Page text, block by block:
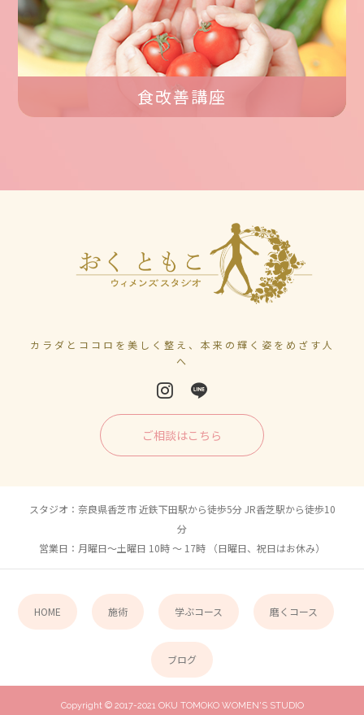
食改善講座
カラダとココロを美しく整え、本来の輝く姿をめざす人
へ
ご相談はこちら
スタジオ：奈良県香芝市 近鉄下田駅から徒歩5分 JR香芝駅から徒歩10
分
営業日：月曜日〜土曜日 10時 〜 17時 （日曜日、祝日はお休み）
HOME 施術 学ぶコース 磨くコース
ブログ
Copyright © 2017-2021 OKU TOMOKO WOMEN'S STUDIO